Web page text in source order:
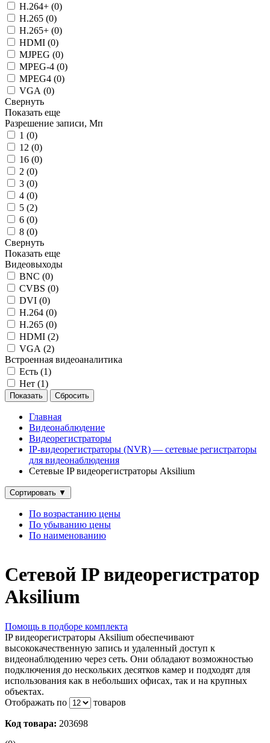
H.264+ (0)
H.265 (0)
H.265+ (0)
HDMI (0)
MJPEG (0)
MPEG-4 (0)
MPEG4 (0)
VGA (0)
Свернуть
Показать еще
Разрешение записи, Мп
1 (0)
12 (0)
16 (0)
2 (0)
3 (0)
4 (0)
5 (2)
6 (0)
8 (0)
Свернуть
Показать еще
Видеовыходы
BNC (0)
CVBS (0)
DVI (0)
H.264 (0)
H.265 (0)
HDMI (2)
VGA (2)
Встроенная видеоаналитика
Есть (1)
Нет (1)
Главная
Видеонаблюдение
Видеорегистраторы
IP-видеорегистраторы (NVR) — сетевые регистраторы
для видеонаблюдения
Сетевые IP видеорегистраторы Aksilium
Сортировать ▼
По возрастанию цены
По убыванию цены
По наименованию
Сетевой IP видеорегистратор
Aksilium
Помощь в подборе комплекта
IP видеорегистраторы Aksilium обеспечивают
высококачественную запись и удаленный доступ к
видеонаблюдению через сеть. Они обладают возможностью
подключения до нескольких десятков камер и подходят для
использования как в небольших офисах, так и на крупных
объектах.
Отображать по
товаров
Код товара: 203698